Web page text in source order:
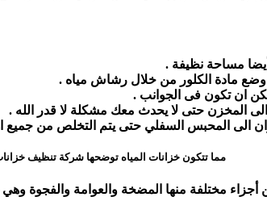
مساحة نظيفة .
وضع مادة الكلور من خلال رشاش مياه .
ان تكون فى الجوانب .
الى المخزن حتى لا يحدث معك مشكلة لا قدر الله .
الى المحبس السفلي حتى يتم التخلص من جميع
مما تتكون خزانات المياه توضحها شركة تنظيف
مختلفة منها المضخة والعوامة والفجوة